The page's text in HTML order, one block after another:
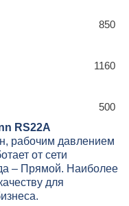
850
1160
500
RS22А
рабочим давлением
от сети
– Прямой. Наиболее
для